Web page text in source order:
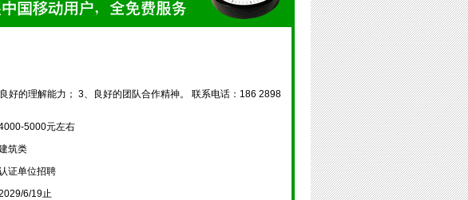
好的理解能力； 3、良好的团队合作精神。 联系电话：186 2898
5000元左右
筑类
证单位招聘
6/19止